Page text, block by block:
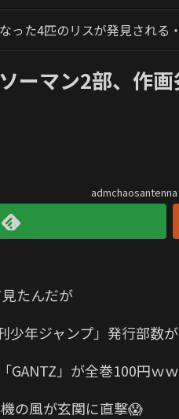
った4匹のリスが発見される
ーマン2部、作
たんだが
少年ジャンプ」発行部
GANTZ」が全巻100円ｗ
の風が玄関に直撃😱